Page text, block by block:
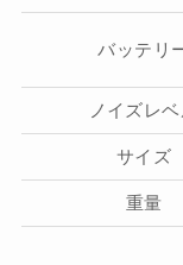
バッテリ
ノイズレ
サイズ
重量